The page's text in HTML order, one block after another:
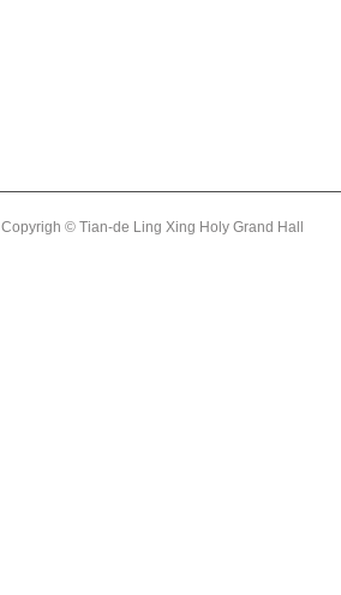
Copyrigh © Tian-de Ling Xing Holy Grand Hall